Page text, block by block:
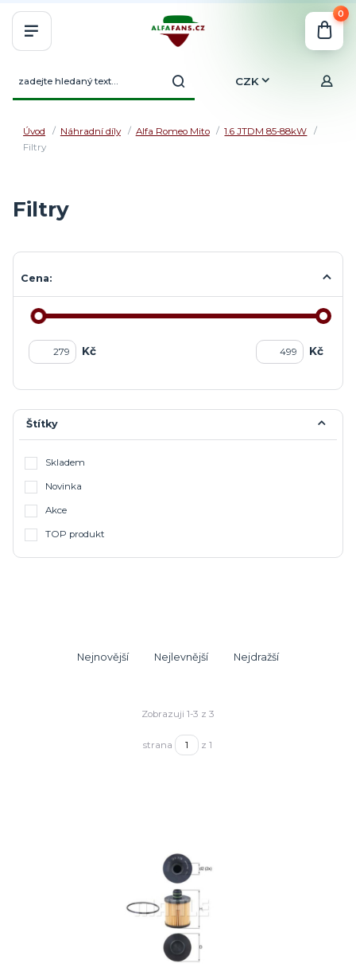
CZK
0
Úvod Náhradní díly Alfa Romeo Mito
1.6 JTDM 85-88kW
Filtry
Filtry
Cena:
Kč Kč
Štítky
Skladem
Novinka
Akce
TOP produkt
Nejnovější Nejlevnější Nejdražší
Zobrazuji 1-3 z 3
strana z 1